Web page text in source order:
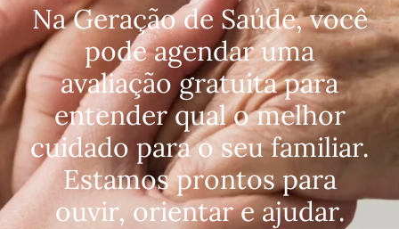
Na Geração de Saúde, você
pode agendar uma
avaliação gratuita para
entender qual o melhor
cuidado para o seu familiar.
Estamos prontos para
ouvir, orientar e ajudar.